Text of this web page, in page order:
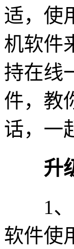
适，使
机软件
持在线
件，教
话，一
升级
1、
软件使